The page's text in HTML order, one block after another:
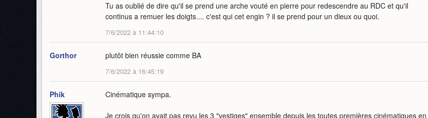
Tu as oublié de dire qu'il se prend une arche vouté en pierre pour redescendre au RDC et qu'il
continus a remuer les doigts.... c'est qui cet engin ? il se prend pour un dieux ou quoi.
7/6/2022 à 11:44:10
Gorthor plutôt bien réussie comme BA
7/6/2022 à 16:45:19
Phik Cinématique sympa.
Je crois qu'on avait pas revu les 3 "vestiges" ensemble depuis les toutes premières cinématiques en